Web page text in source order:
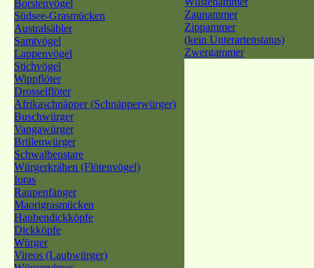
Borstenvögel
Südsee-Grasmücken
Australsäbler
Samtvögel
Lappenvögel
Stichvögel
Wippflöter
Drosselflöter
Afrikaschnäpper (Schnäpperwürger)
Buschwürger
Vangawürger
Brillenwürger
Schwalbenstare
Würgerkrähen (Flötenvögel)
Ioras
Raupenfänger
Maorigrasmücken
Haubendickköpfe
Dickköpfe
Würger
Vireos (Laubwürger)
Zaunammer
Zippammer
(kein Unterartenstatus)
Zwergammer